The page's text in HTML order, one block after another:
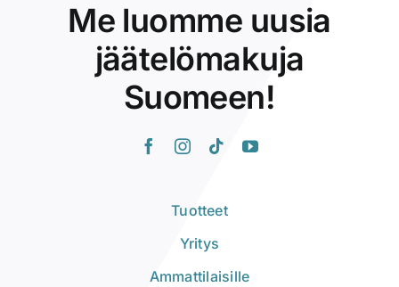
Me luomme uusia
jäätelömakuja
Suomeen!
Tuotteet
Yritys
Ammattilaisille